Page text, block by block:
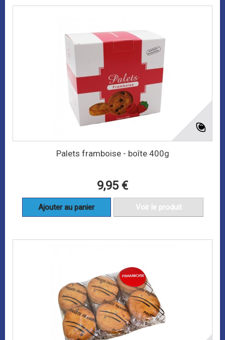
Palets framboise - boîte 400g
9,95 €
Ajouter au panier Voir le produit